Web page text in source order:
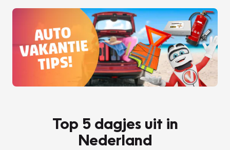
Top 5 dagjes uit in
Nederland